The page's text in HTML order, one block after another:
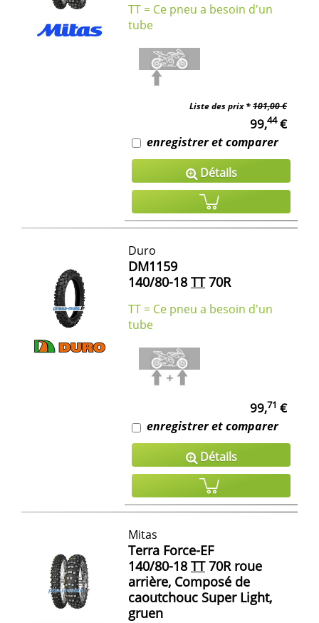
TT = Ce pneu a besoin d'un
tube
Liste des prix *101,00 €
99,44€
enregistrer et comparer
Détails
Duro
DM1159
140/80-18 TT70R
TT = Ce pneu a besoin d'un
tube
99,71 €
enregistrer et comparer
Détails
Mitas
Terra Force-EF
140/80-18 TT70R roue
arrière, Composé de
caoutchouc Super Light,
gruen